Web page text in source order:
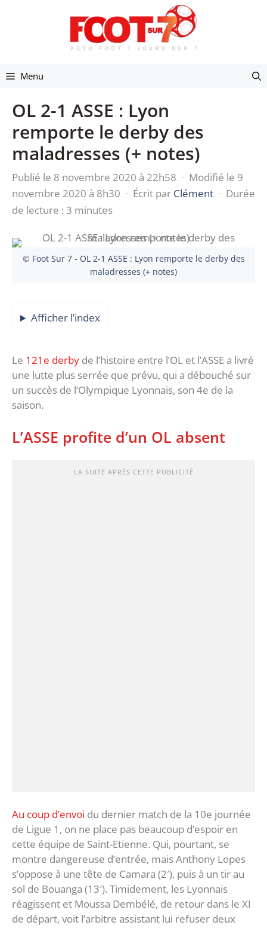
Menu
OL 2-1 ASSE : Lyon
remporte le derby des
maladresses (+ notes)
Publié le 8 novembre 2020 à 22h58 · Modifié le 9
novembre 2020 à 8h30 · Écrit par Clément · Durée
de lecture : 3 minutes
© Foot Sur 7 - OL 2-1 ASSE : Lyon remporte le derby des
maladresses (+ notes)
Afficher l’index
Le 121e derby de l’histoire entre l’OL et l’ASSE a livré
une lutte plus serrée que prévu, qui a débouché sur
un succès de l’Olympique Lyonnais, son 4e de la
saison.
L’ASSE profite d’un OL absent
LA SUITE APRÈS CETTE PUBLICITÉ
Au coup d’envoi du dernier match de la 10e journée
de Ligue 1, on ne place pas beaucoup d’espoir en
cette équipe de Saint-Etienne. Qui, pourtant, se
montre dangereuse d’entrée, mais Anthony Lopes
s’oppose à une tête de Camara (2′), puis à un tir au
sol de Bouanga (13′). Timidement, les Lyonnais
réagissent et Moussa Dembélé, de retour dans le XI
de départ, voit l’arbitre assistant lui refuser deux